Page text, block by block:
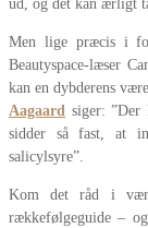
ud, og det kan ærligt
Men lige præcis i
Beautyspace-læser
kan en dybderens
Aagaard siger: ”Der
sidder så fast, at
salicylsyre”.
Kom det råd i
rækkefølgeguide –